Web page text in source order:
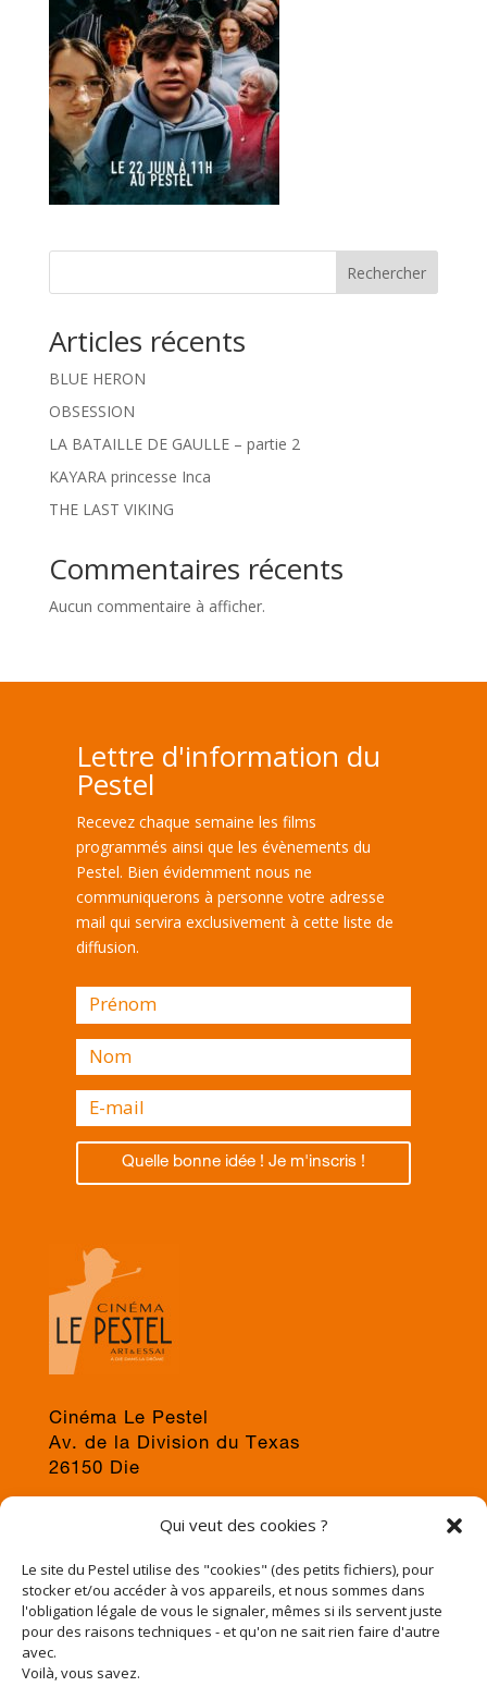
Qui veut des cookies ?
Le site du Pestel utilise des "cookies" (des petits fichiers), pour
stocker et/ou accéder à vos appareils, et nous sommes dans
l'obligation légale de vous le signaler, mêmes si ils servent juste
pour des raisons techniques - et qu'on ne sait rien faire d'autre
avec.
Voilà, vous savez.
Rechercher
Articles récents
BLUE HERON
OBSESSION
LA BATAILLE DE GAULLE – partie 2
KAYARA princesse Inca
THE LAST VIKING
Commentaires récents
Aucun commentaire à afficher.
Lettre d'information du
Pestel
Recevez chaque semaine les films
programmés ainsi que les évènements du
Pestel. Bien évidemment nous ne
communiquerons à personne votre adresse
mail qui servira exclusivement à cette liste de
diffusion.
Quelle bonne idée ! Je m'inscris !
Cinéma Le Pestel
Av. de la Division du Texas
26150 Die
jps@cinema-le-pestel.fr
oumediation@cinema-le-pestel.fr